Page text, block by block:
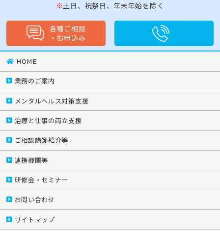
土日、祝祭日、年末年始を除く
各種ご相談
・ お申込み
HOME
業務のご案内
メンタルヘルス対策支援
治療と仕事の両立支援
ご相談講師紹介等
連携機関等
研修会・セミナー
お問い合わせ
サイトマップ